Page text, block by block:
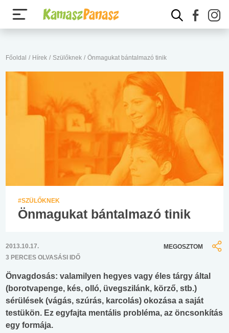
Főoldal / Hírek / Szülőknek / Önmagukat bántalmazó tinik
#SZÜLŐKNEK
Önmagukat bántalmazó tinik
2013.10.17.
3 PERCES OLVASÁSI IDŐ
MEGOSZTOM
Önvagdosás: valamilyen hegyes vagy éles tárgy által
(borotvapenge, kés, olló, üvegszilánk, körző, stb.)
sérülések (vágás, szúrás, karcolás) okozása a saját
testükön. Ez egyfajta mentális probléma, az öncsonkítás
egy formája.